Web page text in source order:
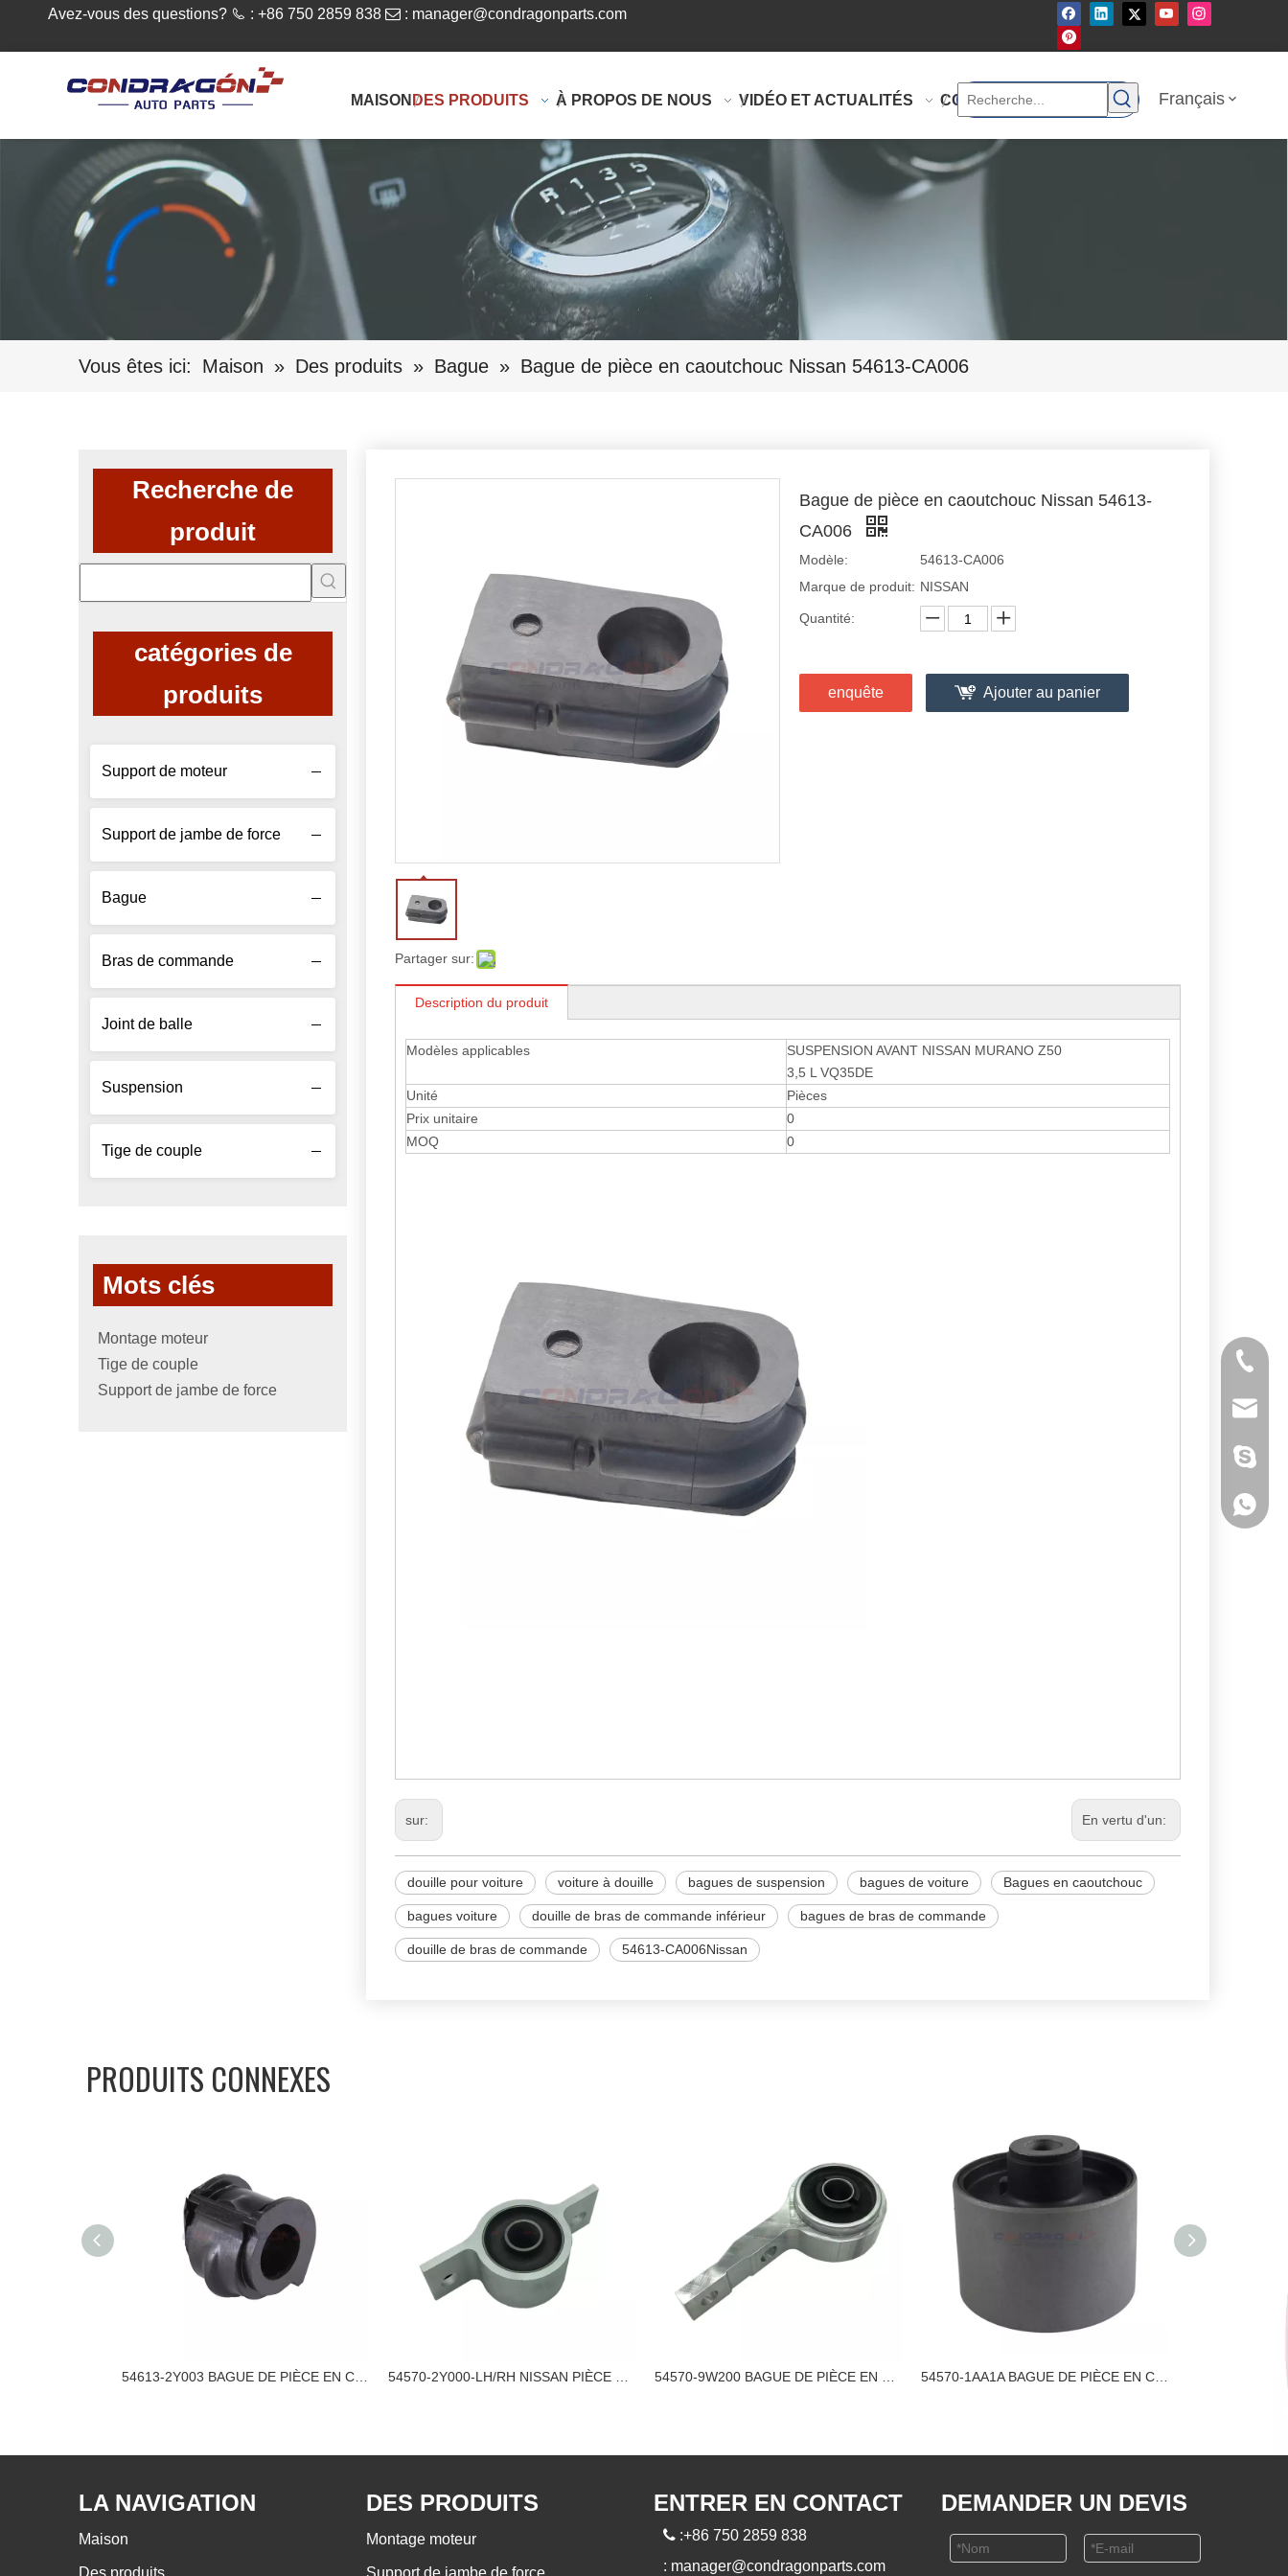
Avez-vous des questions?  : +86 750 2859 838  : manager@condragonparts.com
MAISON DES PRODUITS À PROPOS DE NOUS VIDÉO ET ACTUALITÉS CONTACTEZ-NOUS Français
Vous êtes ici: Maison » Des produits » Bague » Bague de pièce en caoutchouc Nissan 54613-CA006
Recherche de
produit
catégories de
produits
Support de moteur
Support de jambe de force
Bague
Bras de commande
Joint de balle
Suspension
Tige de couple
Mots clés
Montage moteur
Tige de couple
Support de jambe de force
Partager sur:
Bague de pièce en caoutchouc Nissan 54613-
CA006
Modèle:
54613-CA006
Marque de produit: NISSAN
Quantité:
enquête Ajouter au panier
Description du produit
Modèles applicables
SUSPENSION AVANT NISSAN MURANO Z50
3,5 L VQ35DE
Unité
Pièces
Prix ​​unitaire
0
MOQ
0
sur: En vertu d'un:
douille pour voiture voiture à douille bagues de suspension bagues de voiture Bagues en caoutchouc
bagues voiture douille de bras de commande inférieur bagues de bras de commande
douille de bras de commande 54613-CA006Nissan
PRODUITS CONNEXES
LA NAVIGATION
Maison
Des produits
DES PRODUITS
Montage moteur
Support de jambe de force
ENTRER EN CONTACT
 :+86 750 2859 838
: manager@condragonparts.com
DEMANDER UN DEVIS
Tél
E-mail
Skype